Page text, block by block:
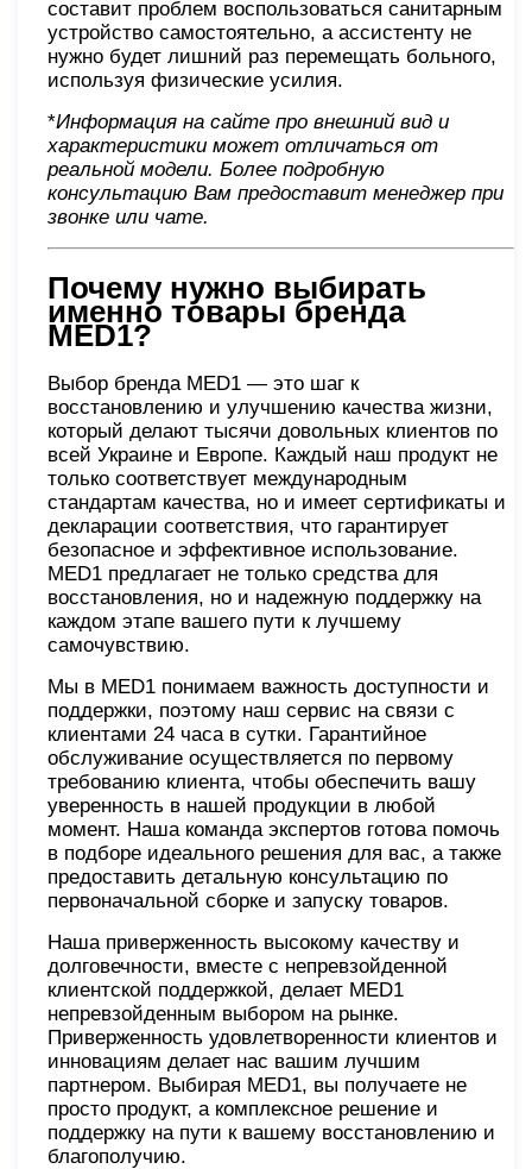
составит проблем воспользоваться санитарным
устройство самостоятельно, а ассистенту не
нужно будет лишний раз перемещать больного,
используя физические усилия.
*Информация на сайте про внешний вид и
характеристики может отличаться от
реальной модели. Более подробную
консультацию Вам предоставит менеджер при
звонке или чате.
Почему нужно выбирать
именно товары бренда
MED1?
Выбор бренда MED1 — это шаг к
восстановлению и улучшению качества жизни,
который делают тысячи довольных клиентов по
всей Украине и Европе. Каждый наш продукт не
только соответствует международным
стандартам качества, но и имеет сертификаты и
декларации соответствия, что гарантирует
безопасное и эффективное использование.
MED1 предлагает не только средства для
восстановления, но и надежную поддержку на
каждом этапе вашего пути к лучшему
самочувствию.
Мы в MED1 понимаем важность доступности и
поддержки, поэтому наш сервис на связи с
клиентами 24 часа в сутки. Гарантийное
обслуживание осуществляется по первому
требованию клиента, чтобы обеспечить вашу
уверенность в нашей продукции в любой
момент. Наша команда экспертов готова помочь
в подборе идеального решения для вас, а также
предоставить детальную консультацию по
первоначальной сборке и запуску товаров.
Наша приверженность высокому качеству и
долговечности, вместе с непревзойденной
клиентской поддержкой, делает MED1
непревзойденным выбором на рынке.
Приверженность удовлетворенности клиентов и
инновациям делает нас вашим лучшим
партнером. Выбирая MED1, вы получаете не
просто продукт, а комплексное решение и
поддержку на пути к вашему восстановлению и
благополучию.